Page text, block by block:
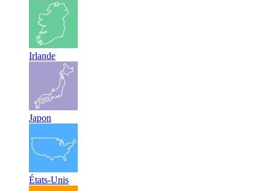
Irlande
Japon
États-Unis